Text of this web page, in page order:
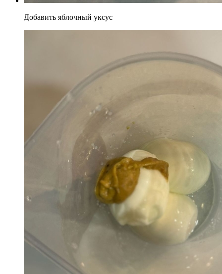
Добавить яблочный уксус